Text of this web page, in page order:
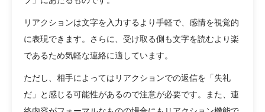
リアクションは文字を入力するより手軽で、感情を視覚的
に表現できます。さらに、受け取る側も文字を読むより楽
であるため気軽な連絡に適しています。
ただし、相手によってはリアクションでの返信を「失礼
だ」と感じる可能性があるので注意が必要です。また、連